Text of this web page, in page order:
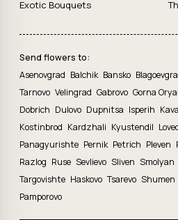
Exotic Bouquets
Send flowers to:
Asenovgrad Balchik Bansko
Tarnovo Velingrad Gabrovo Gorna
Dobrich Dulovo Dupnitsa Isperih
Kostinbrod Kardzhali Kyustendil
Panagyurishte Pernik Petrich Pleven
Razlog Ruse Sevlievo Sliven Smolyan
Targovishte Haskovo Tsarevo Shumen
Pamporovo